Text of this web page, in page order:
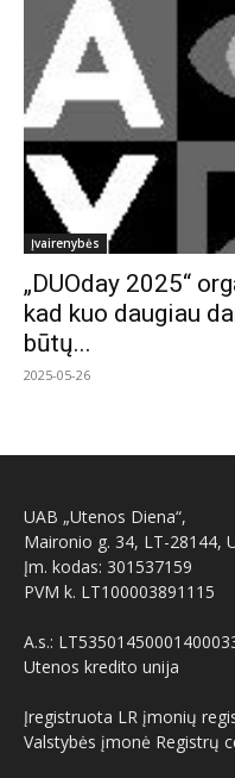
Įvairenybės
„DUOday 2025“
kad kuo daugiau
būtų...
2025-05-26
UAB „Utenos Diena“,
Maironio g. 34, LT-28144,
Įm. kodas: 301537159
PVM k. LT100003891115
A.s.:
Utenos kredito unija
Įregistruota LR įmonių
Valstybės įmonė Registrų